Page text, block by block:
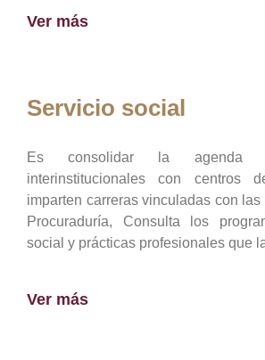
Ver más
Servicio social
Es consolidar la agenda
interinstitucionales con centros
imparten carreras vinculadas con
Procuraduría, Consulta los
social y prácticas profesionales que
Ver más